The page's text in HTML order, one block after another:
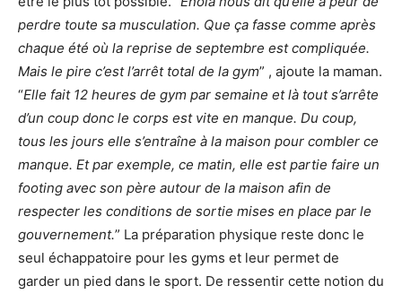
perdre toute sa musculation. Que ça fasse comme après
chaque été où la reprise de septembre est compliquée.
Mais le pire c’est l’arrêt total de la gym” , ajoute la maman.
“Elle fait 12 heures de gym par semaine et là tout s’arrête
d’un coup donc le corps est vite en manque. Du coup,
tous les jours elle s’entraîne à la maison pour combler ce
manque. Et par exemple, ce matin, elle est partie faire un
footing avec son père autour de la maison afin de
respecter les conditions de sortie mises en place par le
gouvernement.” La préparation physique reste donc le
seul échappatoire pour les gyms et leur permet de
garder un pied dans le sport. De ressentir cette notion du